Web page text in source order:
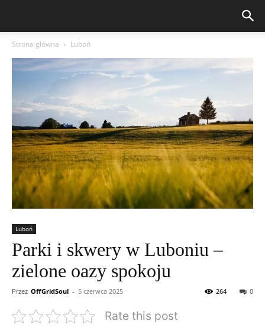
Strona główna Luboń
Luboń
Parki i skwery w Luboniu –
zielone oazy spokoju
Przez OffGridSoul - 5 czerwca 2025 0
264
Rate this post